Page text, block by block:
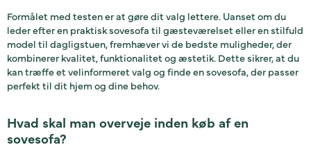
Formålet med testen er at gøre dit valg lettere. Uanset om du
leder efter en praktisk sovesofa til gæsteværelset eller en stilfuld
model til dagligstuen, fremhæver vi de bedste muligheder, der
kombinerer kvalitet, funktionalitet og æstetik. Dette sikrer, at du
kan træffe et velinformeret valg og finde en sovesofa, der passer
perfekt til dit hjem og dine behov.
Hvad skal man overveje inden køb af en
sovesofa?